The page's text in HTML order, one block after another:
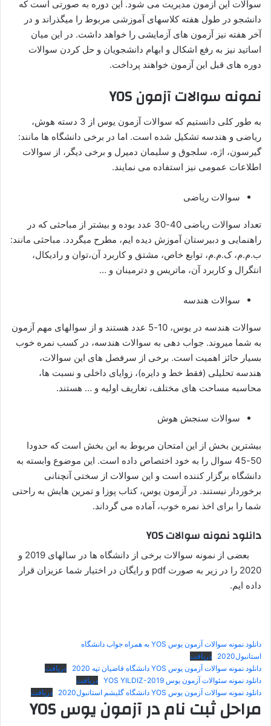
سوالات این آزمون مدیریت می شود. این دوره به صورتی است که
دانشجو در طول هفته کلاسهای آموزشی مربوط را میگذراند و در
آخر هفته نیز آزمون های آزمایشی را خواهد داشت. در این میان
اساتید نیز به رفع اشکال و ابهام دانشجویان و حل کردن سوالات
دوره های قبل این آزمون خواهند پرداخت.
نمونه سوالات آزمون YOS
به طور کلی دانستیم که سوالات آزمون یوس از 3 دسته هوش،
ریاضی و هندسه تشکیل شده است. اما در برخی دانشگاه ها مانند:
گیرسون، اژه، سلجوق و سلیمان دمیرل و برخی دیگر، از سوالات
اطلاعات عمومی نیز استفاده می نمایند.
سوالات ریاضی
تعداد سوالات ریاضی 40-30 عدد بوده و بیشتر از مباحثی که در
راهنمایی و دبیرستان آموزش دیده ایم، مطرح میگردد. مباحثی مانند:
ب.م.م، ک.م.م، توابع خاص، مشتق و کاربرد آن،توان و رادیکال،
انتگرال و کاربرد آن، ماتریس و دترمینان و …
سوالات هندسه
سوالات هندسه در یوس، 10-5 عدد هستند و از سوالهای مهم آزمون
به شما میروند. جواب دهی به سوالات هندسه، در کسب نمره خوب
بسیار حائز اهمیت است. برخی از سرفصل های این سوالات،
هندسه تحلیلی (فقط خط و دایره)، زوایای داخلی و نسبت ها،
محاسبه مساحت های مختلف، تعاریف اولیه و … هستند.
سوالات سنجش هوش
بیشترین بخش از این امتحان مربوط به این بخش است که حدودا
50-45 سوال را به خود اختصاص داده است. این موضوع وابسته به
دانشگاه برگزار کننده است و این سوالات از سختی آنچنانی
برخوردار نیستند. در آزمون یوس، کتاب پوزا و تمرین هایش به راحتی
شما را برای اخذ نمره خوب، آماده می گرداند.
دانلود نمونه سوالات YOS
بعضی از نمونه سوالات برخی از دانشگاه ها در سالهای 2019 و
2020 را در زیر به صورت pdf و رایگان در اختیار شما عزیزان قرار
داده ایم.
دانلود نمونه سوالات آزمون یوس YOS به همراه جواب دانشگاه
استانبول2020
دریافت
دانلود نمونه سوالات آزمون یوس YOS دانشگاه قاضیان تپه 2020
دریافت
دانلود نمونه سئوالات آزمون یوس YOS YILDIZ-2019
دریافت
دانلود نمونه سوالات آزمون یوس YOS دانشگاه گلیشم استانبول2020
دریافت
مراحل ثبت نام در آزمون یوس YOS